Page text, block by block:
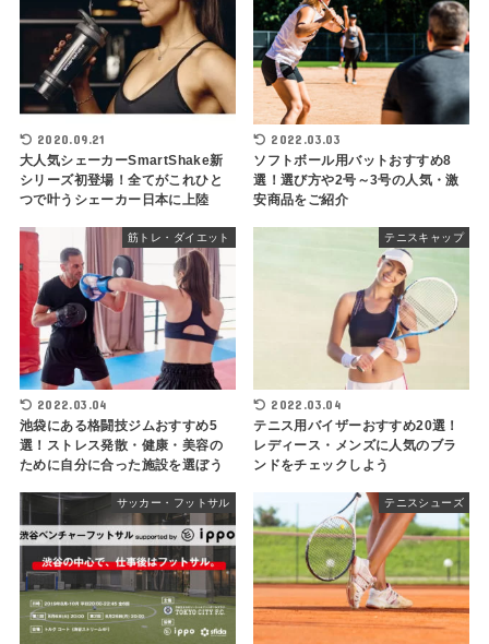
2020.09.21
大人気シェーカーSmartShake新
シリーズ初登場！全てがこれひと
つで叶うシェーカー日本に上陸
2022.03.03
ソフトボール用バットおすすめ8
選！選び方や2号～3号の人気・激
安商品をご紹介
筋トレ・ダイエット
2022.03.04
池袋にある格闘技ジムおすすめ5
選！ストレス発散・健康・美容の
ために自分に合った施設を選ぼう
テニスキャップ
2022.03.04
テニス用バイザーおすすめ20選！
レディース・メンズに人気のブラ
ンドをチェックしよう
サッカー・フットサル テニスシューズ